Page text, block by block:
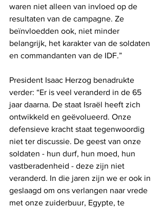
waren niet alleen van invloed op de
resultaten van de campagne. Ze
beïnvloedden ook, niet minder
belangrijk, het karakter van de soldaten
en commandanten van de IDF.”
President Isaac Herzog benadrukte
verder: “Er is veel veranderd in de 65
jaar daarna. De staat Israël heeft zich
ontwikkeld en geëvolueerd. Onze
defensieve kracht staat tegenwoordig
niet ter discussie. De geest van onze
soldaten - hun durf, hun moed, hun
vastberadenheid - deze zijn niet
veranderd. In die jaren zijn we er ook in
geslaagd om ons verlangen naar vrede
met onze zuiderbuur, Egypte, te